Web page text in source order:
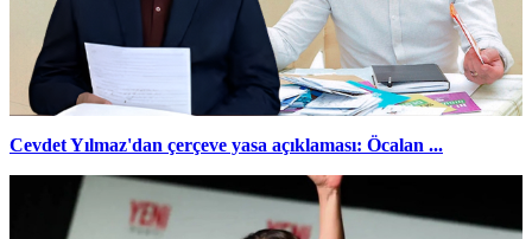
Cevdet Yılmaz'dan çerçeve yasa açıklaması: Öcalan ...